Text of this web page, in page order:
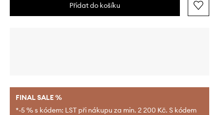
Přidat do košíku
FINAL SALE %
*-5 % s kódem: LST při nákupu za min. 2 200 Kč. S kódem